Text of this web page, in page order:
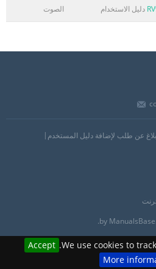
We use cookies to
Accept
More
دليل الاستخدام
الصوت
عن طلب لإضافة دليل المستخدم